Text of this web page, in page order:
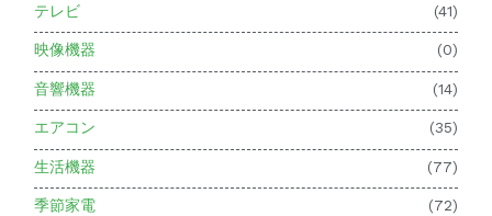
テレビ (41)
映像機器 (0)
音響機器 (14)
エアコン (35)
生活機器 (77)
季節家電 (72)